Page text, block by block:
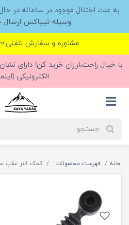
به علت اختلال موجود در سامانه در
وسیله تیپاکس
مشاوره و سفارش تلفنی:09148157540
با خیال راحت،ارزان خرید کن! دارای
الکترونیکی
خانه فهرست محصولات کمک فنر عقب